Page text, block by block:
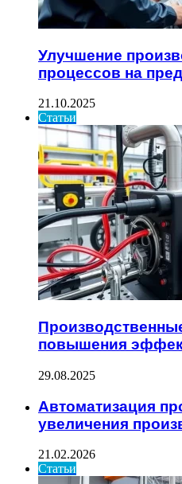
Улучшение
процессов на
21.10.2025
Статьи
повышения
29.08.2025
Автоматизация
увеличения
21.02.2026
Статьи